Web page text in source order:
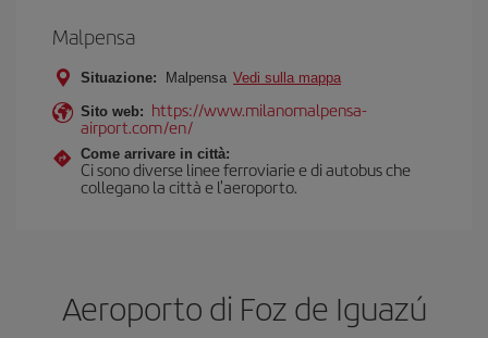
Malpensa
Situazione: Malpensa Vedi sulla mappa
Sito web: https://www.milanomalpensa-
airport.com/en/
Come arrivare in città:
Ci sono diverse linee ferroviarie e di autobus che
collegano la città e l'aeroporto.
Aeroporto di Foz de Iguazú